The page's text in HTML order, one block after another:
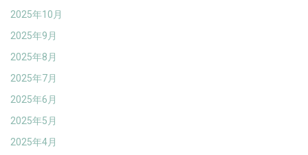
2025年10月
2025年9月
2025年8月
2025年7月
2025年6月
2025年5月
2025年4月